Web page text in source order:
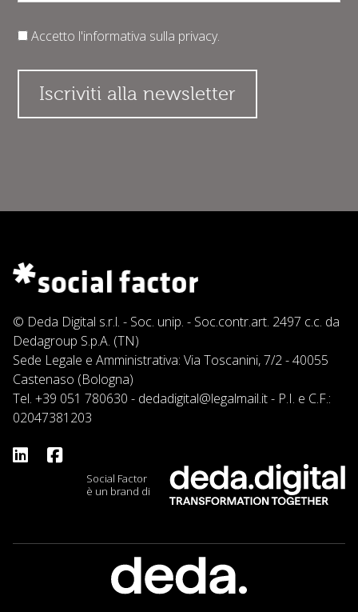
Accetto l'informativa sulla privacy.
© Deda Digital s.r.l. - Soc. unip. - Soc.contr.art. 2497 c.c. da
Dedagroup S.p.A. (TN)
Sede Legale e Amministrativa: Via Toscanini, 7/2 - 40055
Castenaso (Bologna)
Tel. +39 051 780630 - dedadigital@legalmail.it- P.I. e C.F.:
02047381203
Social Factor
è un brand di